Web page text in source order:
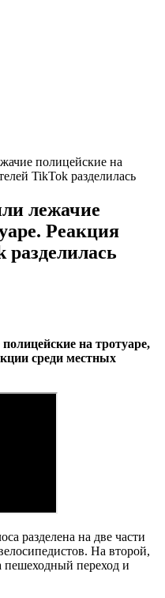
полицейские на
TikTok разделилась
лежачие
Реакция
разделилась
на тротуаре,
среди местных
разделена на две части
На второй,
пешеходный переход и